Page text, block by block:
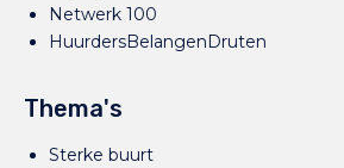
Netwerk 100
HuurdersBelangenDruten
Thema's
Sterke buurt